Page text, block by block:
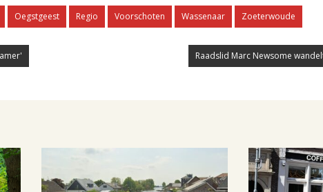
Oegstgeest Regio Voorschoten Wassenaar Zoeterwoude
Raadslid Marc Newsome